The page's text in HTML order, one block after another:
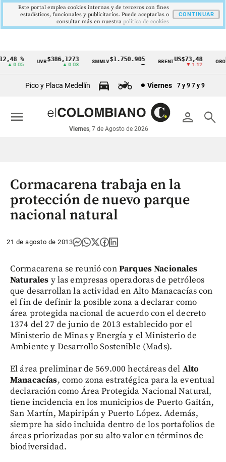
Cintillo
económicos
Colombia
%
▲ 0.05
UVR$386,1273
▲ 0.03
SMMLV$1.750.905 BRENTUS$73,48
▼ 1.12
ORO
Pico y Placa Medellín Viernes 7 y 9 7 y 9
person search
Viernes, 7 de Agosto de 2026
menu
Cormacarena trabaja en la
protección de nuevo parque
nacional natural
21 de agosto de 2013
Cormacarena se reunió conParques Nacionales
Naturales y las empresas operadoras de petróleos
que desarrollan la actividad en Alto Manacacías con
el fin de definir la posible zona a declarar como
área protegida nacional de acuerdo con el decreto
1374 del 27 de junio de 2013 establecido por el
Ministerio de Minas y Energía y el Ministerio de
Ambiente y Desarrollo Sostenible (Mads).
El área preliminar de 569.000 hectáreas del Alto
Manacacías, como zona estratégica para la eventual
declaración como Área Protegida Nacional Natural,
tiene incidencia en los municipios de Puerto Gaitán,
San Martín, Mapiripán y Puerto López. Además,
siempre ha sido incluida dentro de los portafolios de
áreas priorizadas por su alto valor en términos de
biodiversidad.
Este portal emplea cookies internas y de terceros con fines
estadísticos, funcionales y publicitarios. Puede aceptarlas o
consultar más en nuestra politica de cookies
CONTINUAR